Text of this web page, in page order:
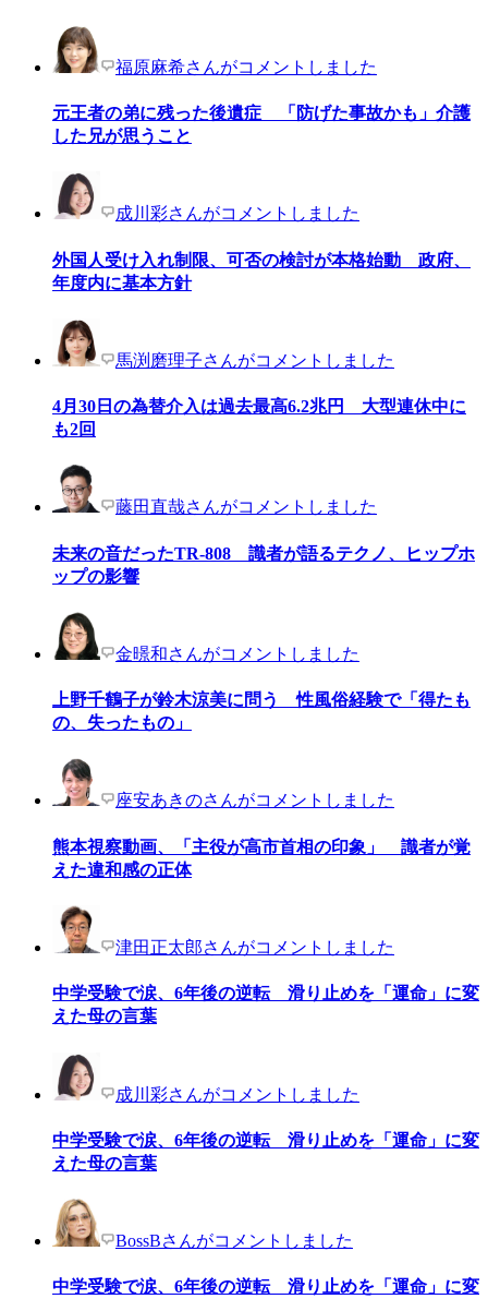
福原麻希さんがコメントしました
元王者の弟に残った後遺症 「防げた事故かも」介護
した兄が思うこと
成川彩さんがコメントしました
外国人受け入れ制限、可否の検討が本格始動 政府、
年度内に基本方針
馬渕磨理子さんがコメントしました
4月30日の為替介入は過去最高6.2兆円 大型連休中に
も2回
藤田直哉さんがコメントしました
未来の音だったTR-808 識者が語るテクノ、ヒップホ
ップの影響
金暻和さんがコメントしました
上野千鶴子が鈴木涼美に問う 性風俗経験で「得たも
の、失ったもの」
座安あきのさんがコメントしました
熊本視察動画、「主役が高市首相の印象」 識者が覚
えた違和感の正体
津田正太郎さんがコメントしました
中学受験で涙、6年後の逆転 滑り止めを「運命」に変
えた母の言葉
成川彩さんがコメントしました
中学受験で涙、6年後の逆転 滑り止めを「運命」に変
えた母の言葉
BossBさんがコメントしました
中学受験で涙、6年後の逆転 滑り止めを「運命」に変